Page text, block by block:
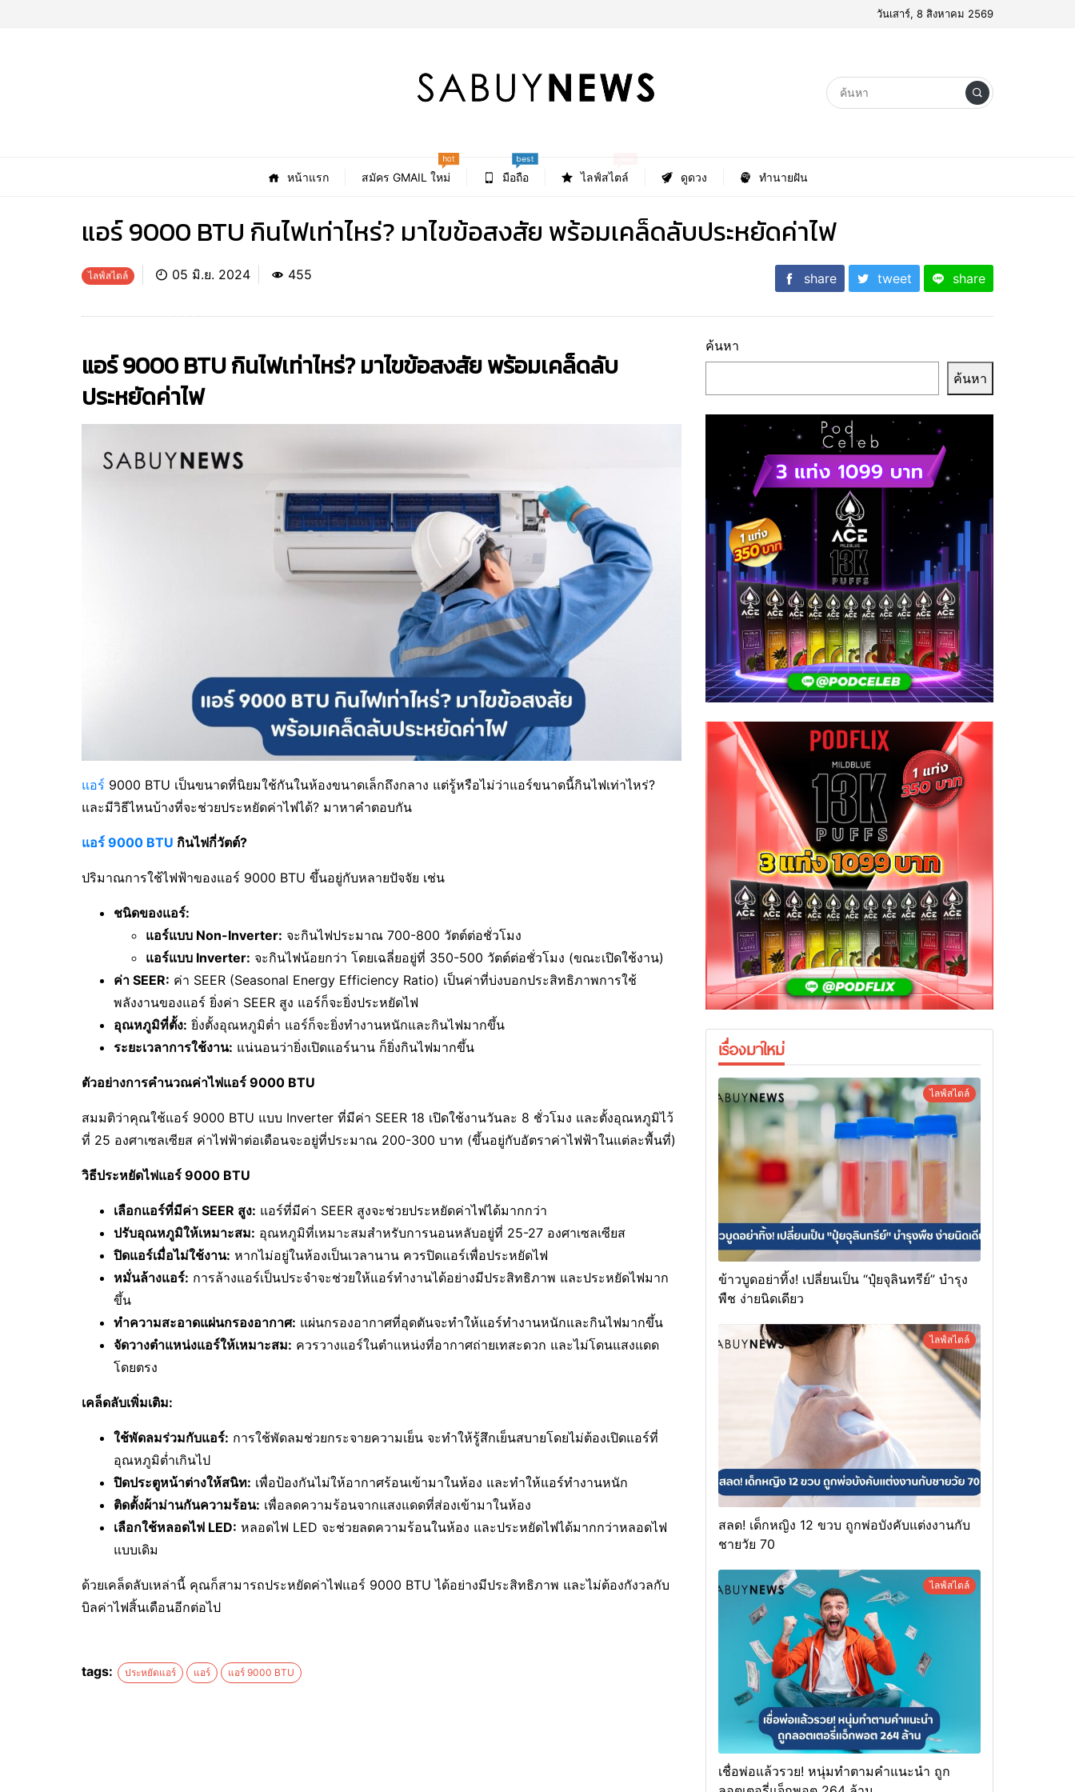
วันเสาร์, 8 สิงหาคม 2569
หน้าแรก สมัคร GMAIL ใหม่
hot
มือถือ
best
ไลฟ์สไตล์
new
ดูดวง ทำนายฝัน
แอร์ 9000 BTU กินไฟเท่าไหร่? มาไขข้อสงสัย พร้อมเคล็ดลับประหยัดค่าไฟ
ไลฟ์สไตล์ 05 มิ.ย. 2024 455 share tweet share
แอร์ 9000 BTU กินไฟเท่าไหร่? มาไขข้อสงสัย พร้อมเคล็ดลับ
ประหยัดค่าไฟ
แอร์ 9000 BTU เป็นขนาดที่นิยมใช้กันในห้องขนาดเล็กถึงกลาง แต่รู้หรือไม่ว่าแอร์ขนาดนี้กินไฟเท่าไหร่?
และมีวิธีไหนบ้างที่จะช่วยประหยัดค่าไฟได้? มาหาคำตอบกัน
แอร์ 9000 BTU กินไฟกี่วัตต์?
ปริมาณการใช้ไฟฟ้าของแอร์ 9000 BTU ขึ้นอยู่กับหลายปัจจัย เช่น
ชนิดของแอร์:
แอร์แบบ Non-Inverter: จะกินไฟประมาณ 700-800 วัตต์ต่อชั่วโมง
แอร์แบบ Inverter: จะกินไฟน้อยกว่า โดยเฉลี่ยอยู่ที่ 350-500 วัตต์ต่อชั่วโมง (ขณะเปิดใช้งาน)
ค่า SEER: ค่า SEER (Seasonal Energy Efficiency Ratio) เป็นค่าที่บ่งบอกประสิทธิภาพการใช้
พลังงานของแอร์ ยิ่งค่า SEER สูง แอร์ก็จะยิ่งประหยัดไฟ
อุณหภูมิที่ตั้ง: ยิ่งตั้งอุณหภูมิต่ำ แอร์ก็จะยิ่งทำงานหนักและกินไฟมากขึ้น
ระยะเวลาการใช้งาน: แน่นอนว่ายิ่งเปิดแอร์นาน ก็ยิ่งกินไฟมากขึ้น
ตัวอย่างการคำนวณค่าไฟแอร์ 9000 BTU
สมมติว่าคุณใช้แอร์ 9000 BTU แบบ Inverter ที่มีค่า SEER 18 เปิดใช้งานวันละ 8 ชั่วโมง และตั้งอุณหภูมิไว้
ที่ 25 องศาเซลเซียส ค่าไฟฟ้าต่อเดือนจะอยู่ที่ประมาณ 200-300 บาท (ขึ้นอยู่กับอัตราค่าไฟฟ้าในแต่ละพื้นที่)
วิธีประหยัดไฟแอร์ 9000 BTU
เลือกแอร์ที่มีค่า SEER สูง: แอร์ที่มีค่า SEER สูงจะช่วยประหยัดค่าไฟได้มากกว่า
ปรับอุณหภูมิให้เหมาะสม: อุณหภูมิที่เหมาะสมสำหรับการนอนหลับอยู่ที่ 25-27 องศาเซลเซียส
ปิดแอร์เมื่อไม่ใช้งาน: หากไม่อยู่ในห้องเป็นเวลานาน ควรปิดแอร์เพื่อประหยัดไฟ
หมั่นล้างแอร์: การล้างแอร์เป็นประจำจะช่วยให้แอร์ทำงานได้อย่างมีประสิทธิภาพ และประหยัดไฟมาก
ขึ้น
ทำความสะอาดแผ่นกรองอากาศ: แผ่นกรองอากาศที่อุดตันจะทำให้แอร์ทำงานหนักและกินไฟมากขึ้น
จัดวางตำแหน่งแอร์ให้เหมาะสม: ควรวางแอร์ในตำแหน่งที่อากาศถ่ายเทสะดวก และไม่โดนแสงแดด
โดยตรง
เคล็ดลับเพิ่มเติม:
ใช้พัดลมร่วมกับแอร์: การใช้พัดลมช่วยกระจายความเย็น จะทำให้รู้สึกเย็นสบายโดยไม่ต้องเปิดแอร์ที่
อุณหภูมิต่ำเกินไป
ปิดประตูหน้าต่างให้สนิท: เพื่อป้องกันไม่ให้อากาศร้อนเข้ามาในห้อง และทำให้แอร์ทำงานหนัก
ติดตั้งผ้าม่านกันความร้อน: เพื่อลดความร้อนจากแสงแดดที่ส่องเข้ามาในห้อง
เลือกใช้หลอดไฟ LED: หลอดไฟ LED จะช่วยลดความร้อนในห้อง และประหยัดไฟได้มากกว่าหลอดไฟ
แบบเดิม
ด้วยเคล็ดลับเหล่านี้ คุณก็สามารถประหยัดค่าไฟแอร์ 9000 BTU ได้อย่างมีประสิทธิภาพ และไม่ต้องกังวลกับ
บิลค่าไฟสิ้นเดือนอีกต่อไป
tags: ประหยัดแอร์ แอร์ แอร์ 9000 BTU
ค้นหา
ค้นหา
เรื่องมาใหม่
ไลฟ์สไตล์
ข้าวบูดอย่าทิ้ง! เปลี่ยนเป็น “ปุ๋ยจุลินทรีย์” บำรุง
พืช ง่ายนิดเดียว
ไลฟ์สไตล์
สลด! เด็กหญิง 12 ขวบ ถูกพ่อบังคับแต่งงานกับ
ชายวัย 70
ไลฟ์สไตล์
เชื่อพ่อแล้วรวย! หนุ่มทำตามคำแนะนำ ถูก